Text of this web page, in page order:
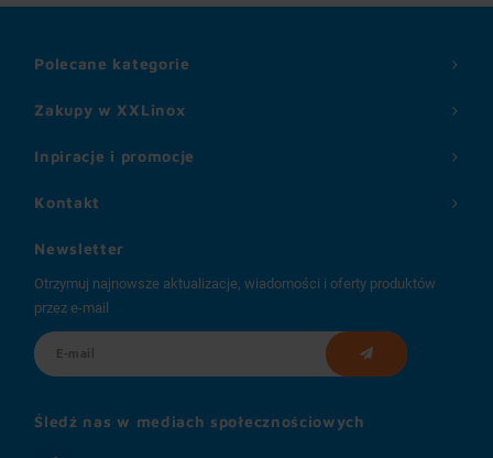
Zakupy w XXLinox
Inpiracje i promocje
Polecane kategorie
Kontakt
Newsletter
Otrzymuj najnowsze aktualizacje, wiadomości i oferty produktów
przez e-mail
Śledź nas w mediach społecznościowych